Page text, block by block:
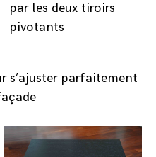
par les deux tiroirs
pivotants
s’ajuster parfaitement